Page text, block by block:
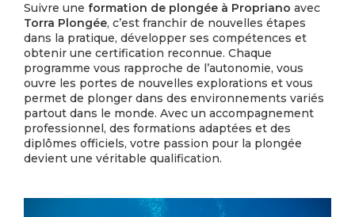
Suivre une formation de plongée à Propriano avec
Torra Plongée, c’est franchir de nouvelles étapes
dans la pratique, développer ses compétences et
obtenir une certification reconnue. Chaque
programme vous rapproche de l’autonomie, vous
ouvre les portes de nouvelles explorations et vous
permet de plonger dans des environnements variés
partout dans le monde. Avec un accompagnement
professionnel, des formations adaptées et des
diplômes officiels, votre passion pour la plongée
devient une véritable qualification.